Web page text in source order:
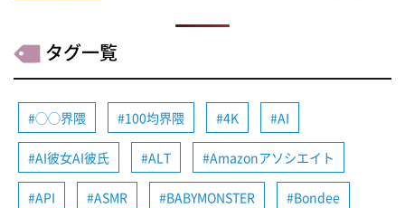
タグ一覧
◯◯界隈 100均界隈 4K AI
AI彼女AI彼氏 ALT Amazonアソシエイト
API ASMR BABYMONSTER Bondee